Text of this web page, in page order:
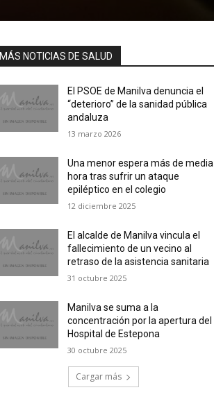
MÁS NOTICIAS DE SALUD
El PSOE de Manilva denuncia el
“deterioro” de la sanidad pública
andaluza
13 marzo 2026
Una menor espera más de media
hora tras sufrir un ataque
epiléptico en el colegio
12 diciembre 2025
El alcalde de Manilva vincula el
fallecimiento de un vecino al
retraso de la asistencia sanitaria
31 octubre 2025
Manilva se suma a la
concentración por la apertura del
Hospital de Estepona
30 octubre 2025
Cargar más